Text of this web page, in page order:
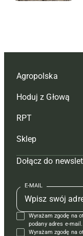
Agropolska
Redakcja
Reklama
Tagi
Mapa serwisu
Kontakt
Regulamin
Polityka prywatności
Hoduj z Głową
Hoduj z głową bydło
Hoduj z głową świnie
Prenumerata
Redakcja
Kontakt
Reklama
RPT
Redakcja
Prenumerata
Reklama
Kontakt
Krzyżówki
Sklep
Czasopisma i
Książki
Regulamin
Dołącz do
E-MAIL
Wyrażam zgodę na
podany adres e-mail.
Wyrażam zgodę na